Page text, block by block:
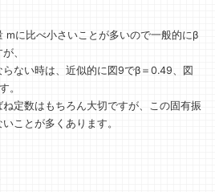
mに比べ小さいことが多いので一般的にβ
、
ない時は、近似的に図9でβ＝0.49、図
。
定数はもちろん大切ですが、この固有振
ことが多くあります。